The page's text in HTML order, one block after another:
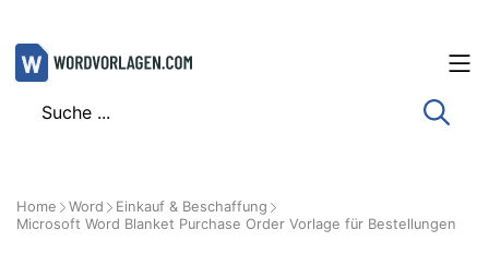
Zum
Inhalt
Home Word
Einkauf & Beschaffung
Microsoft Word Blanket Purchase Order Vorlage für Bestellungen